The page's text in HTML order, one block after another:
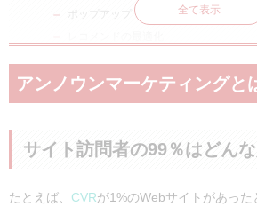
チャットボット
webプッシュ通知
全て表示
アンノウンマーケティングと
サイト訪問者の99％はどん
たとえば、 CVRが1%のWebサイトがあった